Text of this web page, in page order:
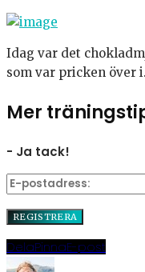
Idag var det
som var pricken över i.
Mer
- Ja tack!
DelaPinnaE-post